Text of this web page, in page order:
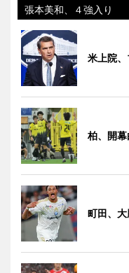
張本美和、４強入り
米上院
柏、開
町田、